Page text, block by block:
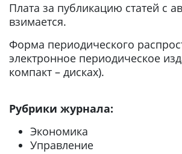
Плата за публикацию статей с
взимается.
Форма периодического
электронное периодическое
компакт – дисках).
Рубрики журнала:
Экономика
Управление